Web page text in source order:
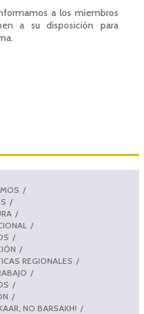
a los miembros
a su disposición para
REGIONALES
NO BARSAKH!